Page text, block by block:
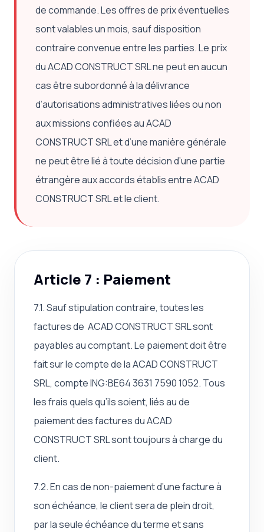
de commande. Les offres de prix éventuelles
sont valables un mois, sauf disposition
contraire convenue entre les parties. Le prix
du ACAD CONSTRUCT SRL ne peut en aucun
cas être subordonné à la délivrance
d’autorisations administratives liées ou non
aux missions confiées au ACAD
CONSTRUCT SRL et d’une manière générale
ne peut être lié à toute décision d’une partie
étrangère aux accords établis entre ACAD
CONSTRUCT SRL et le client.
Article 7 : Paiement
7.1. Sauf stipulation contraire, toutes les
factures de ACAD CONSTRUCT SRL sont
payables au comptant. Le paiement doit être
fait sur le compte de la ACAD CONSTRUCT
SRL, compte ING:BE64 3631 7590 1052. Tous
les frais quels qu’ils soient, liés au de
paiement des factures du ACAD
CONSTRUCT SRL sont toujours à charge du
client.
7.2. En cas de non-paiement d’une facture à
son échéance, le client sera de plein droit,
par la seule échéance du terme et sans